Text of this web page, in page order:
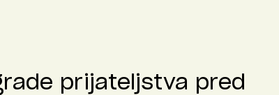
prijateljstva pred